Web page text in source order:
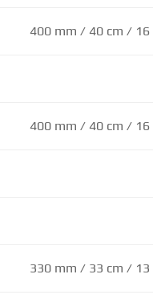
400 mm / 40 cm / 16
400 mm / 40 cm / 16
330 mm / 33 cm / 13